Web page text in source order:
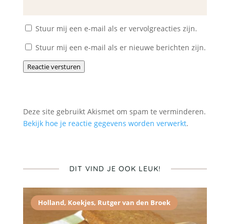
Stuur mij een e-mail als er vervolgreacties zijn.
Stuur mij een e-mail als er nieuwe berichten zijn.
Reactie versturen
Deze site gebruikt Akismet om spam te verminderen.
Bekijk hoe je reactie gegevens worden verwerkt.
DIT VIND JE OOK LEUK!
Holland, Koekjes, Rutger van den Broek